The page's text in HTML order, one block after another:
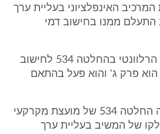
האינפלציוני בעליית ערך
ממנו בחישוב דמי
לטענת המשיב, הפרק הרלוונטי בהחלטה 534 לחישוב
פרק ג' והוא פעל בהתאם
ביום 29.6.92 התקבלה החלטה 534 של מועצת מקרקעי
של המשיב בעליית ערך